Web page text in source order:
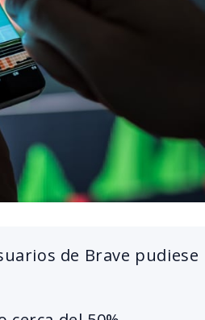
de Brave pudiese